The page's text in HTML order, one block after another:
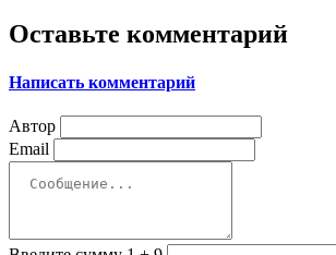
Оставьте комментарий
Написать комментарий
Автор
Email